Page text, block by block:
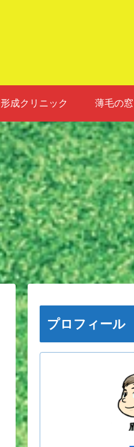
成クリニック 薄毛の
プロフィール